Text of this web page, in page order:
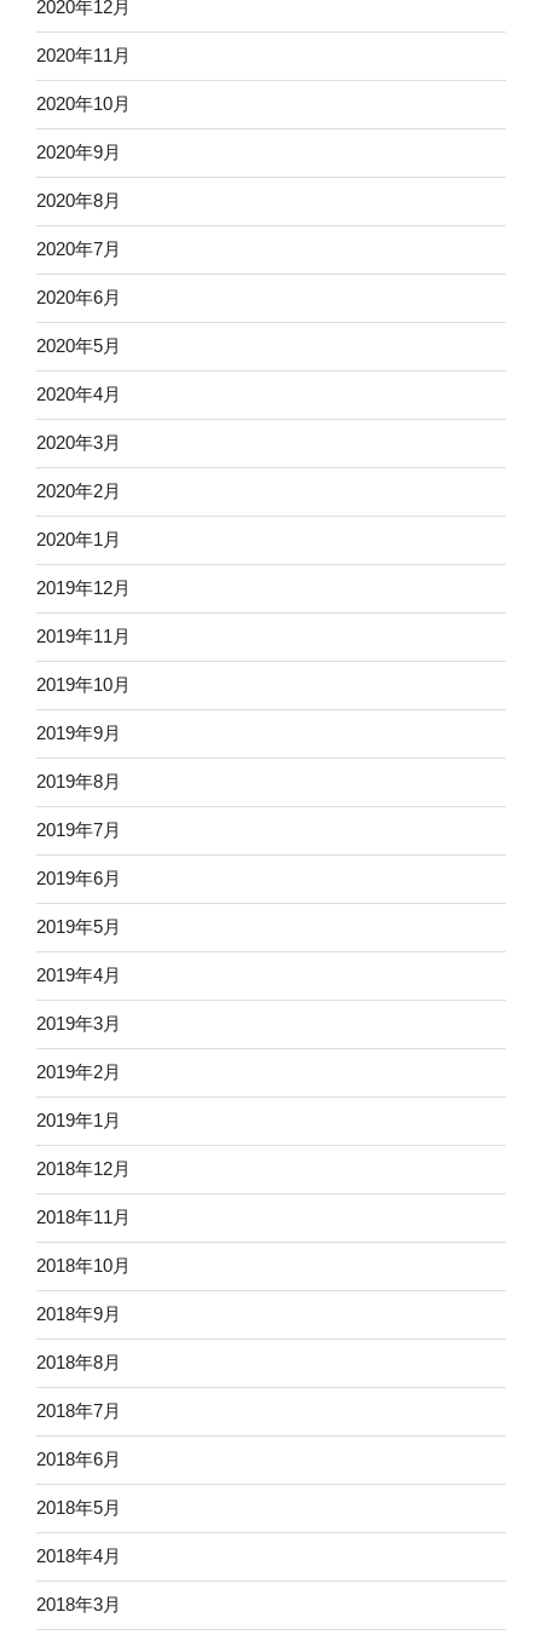
2020年12月
2020年11月
2020年10月
2020年9月
2020年8月
2020年7月
2020年6月
2020年5月
2020年4月
2020年3月
2020年2月
2020年1月
2019年12月
2019年11月
2019年10月
2019年9月
2019年8月
2019年7月
2019年6月
2019年5月
2019年4月
2019年3月
2019年2月
2019年1月
2018年12月
2018年11月
2018年10月
2018年9月
2018年8月
2018年7月
2018年6月
2018年5月
2018年4月
2018年3月